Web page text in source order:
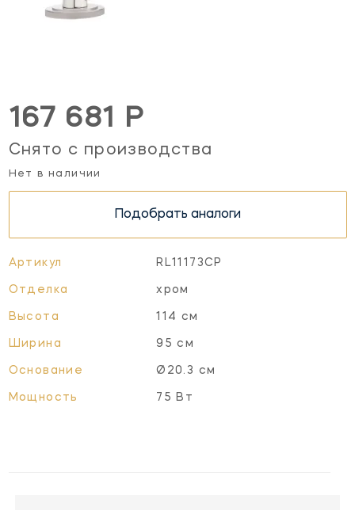
167 681 Р
Снято с производства
Нет в наличии
Подобрать аналоги
Артикул RL11173CP
Отделка хром
Высота 114 см
Ширина 95 см
Основание Ø20.3 см
Мощность 75 Вт